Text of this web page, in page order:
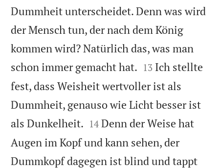
Dummheit unterscheidet. Denn was wird
der Mensch tun, der nach dem König
kommen wird? Natürlich das, was man
schon immer gemacht hat. 

13 Ich stellte
fest, dass Weisheit wertvoller ist als
Dummheit, genauso wie Licht besser ist
als Dunkelheit. 

14 Denn der Weise hat
Augen im Kopf und kann sehen, der
Dummkopf dagegen ist blind und tappt